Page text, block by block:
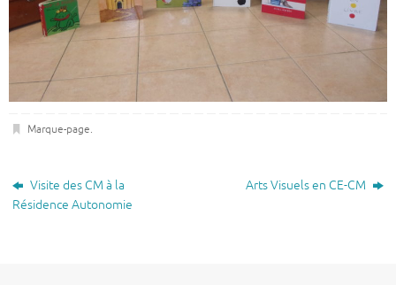
Marque-page.
Visite des CM à la
Résidence Autonomie
Arts Visuels en CE-CM